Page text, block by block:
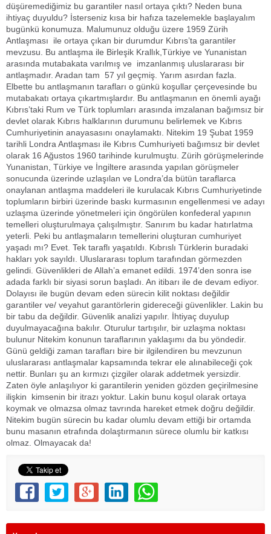
düşüremediğimiz bu garantiler nasıl ortaya çıktı? Neden buna
ihtiyaç duyuldu? İsterseniz kısa bir hafıza tazelemekle başlayalım
bugünkü konumuza. Malumunuz olduğu üzere 1959 Zürih
Antlaşması ile ortaya çıkan bir durumdur Kıbrıs’ta garantiler
mevzusu. Bu antlaşma ile Birleşik Krallık,Türkiye ve Yunanistan
arasında mutabakata varılmış ve imzanlanmış uluslararası bir
antlaşmadır. Aradan tam 57 yıl geçmiş. Yarım asırdan fazla.
Elbette bu antlaşmanın tarafları o günkü koşullar çerçevesinde bu
mutabakatı ortaya çıkartmışlardır. Bu antlaşmanın en önemli ayağı
Kıbrıs’taki Rum ve Türk toplumları arasında imzalanan bağımsız bir
devlet olarak Kıbrıs halklarının durumunu belirlemek ve Kıbrıs
Cumhuriyetinin anayasasını onaylamaktı. Nitekim 19 Şubat 1959
tarihli Londra Antlaşması ile Kıbrıs Cumhuriyeti bağımsız bir devlet
olarak 16 Ağustos 1960 tarihinde kurulmuştu. Zürih görüşmelerinde
Yunanistan, Türkiye ve İngiltere arasında yapılan görüşmeler
sonucunda üzerinde uzlaşılan ve Londra’da bütün taraflarca
onaylanan antlaşma maddeleri ile kurulacak Kıbrıs Cumhuriyetinde
toplumların birbiri üzerinde baskı kurmasının engellenmesi ve adayı
uzlaşma üzerinde yönetmeleri için öngörülen konfederal yapının
temelleri oluşturulmaya çalışılmıştır. Sanırım bu kadar hatırlatma
yeterli. Peki bu antlaşmaların temellerini oluşturan cumhuriyet
yaşadı mı? Evet. Tek taraflı yaşatıldı. Kıbrıslı Türklerin buradaki
hakları yok sayıldı. Uluslararası toplum tarafından görmezden
gelindi. Güvenlikleri de Allah’a emanet edildi. 1974’den sonra ise
adada farklı bir siyasi sorun başladı. An itibarı ile de devam ediyor.
Dolayısı ile bugün devam eden sürecin kilit noktası değildir
garantiler ve/ veyahut garantörlerin gidereceği güvenlikler. Lakin bu
bir tabu da değildir. Güvenlik analizi yapılır. İhtiyaç duyulup
duyulmayacağına bakılır. Oturulur tartışılır, bir uzlaşma noktası
bulunur Nitekim konunun taraflarının yaklaşımı da bu yöndedir.
Günü geldiği zaman tarafları bire bir ilgilendiren bu mevzunun
uluslararası antlaşmalar kapsamında tekrar ele alınabileceği çok
nettir. Bunları şu an kırmızı çizgiler olarak addetmek yersizdir.
Zaten öyle anlaşılıyor ki garantilerin yeniden gözden geçirilmesine
ilişkin kimsenin bir itrazı yoktur. Lakin bunu koşul olarak ortaya
koymak ve olmazsa olmaz tavrında hareket etmek doğru değildir.
Nitekim bugün sürecin bu kadar olumlu devam ettiği bir ortamda
bunu masanın etrafında dolaştırmanın sürece olumlu bir katkısı
olmaz. Olmayacak da!